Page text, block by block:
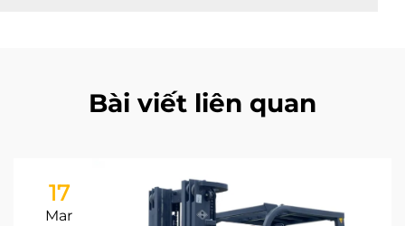
Bài viết liên quan
17
Mar